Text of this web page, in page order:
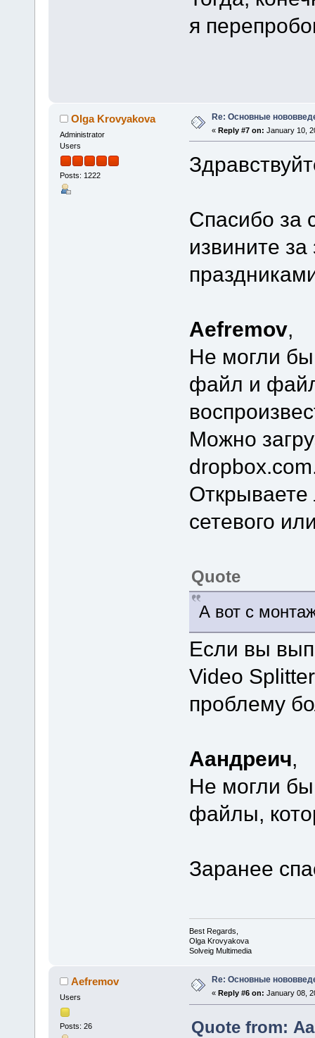
я
Olga Krovyakova
Administrator
Users
Posts: 1222
Re: Основные
« Reply #7 on: January 10,
Спасибо за
извините
Aefremov,
Не могли
файл и
Можно
сетевого
Quote
А вот с
Если вы
Video
проблему
Аандреич,
Не могли
файлы,
Заранее
Best Regards,
Olga Krovyakova
Solveig Multimedia
Aefremov
Users
Posts: 26
Re: Основные
« Reply #6 on: January 08,
Quote from: